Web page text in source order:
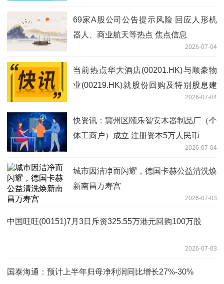
69家A股公司公告提示风险 回应人形机
器人、商业航天等热点 焦点信息
2026-07-04
当前热点华大酒店(00201.HK)与顺豪物
业(00219.HK)就股份回购及特别股息建
2026-07-04
快资讯：冀州区颐乐智安木器制品厂（个
体工商户）成立 注册资本5万人民币
2026-07-04
城市因洁净而闪耀，德国卡赫公益清洗焕
新南昌万寿宫
2026-07-03
中国旺旺(00151)7月3日斥资325.55万港元回购100万股
2026-07-03
国泰海通：预计上半年归母净利润同比增长27%-30%